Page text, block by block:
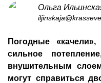
Ольга
Погодные
сильное
внушительным
могут справиться